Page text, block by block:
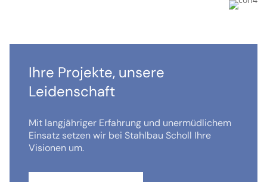
Ihre Projekte, unsere
Leidenschaft
Mit langjähriger Erfahrung und unermüdlichem
Einsatz setzen wir bei Stahlbau Scholl Ihre
Visionen um.